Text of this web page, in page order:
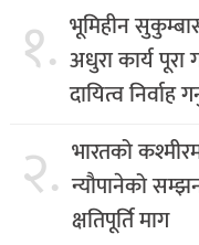
१. भूमिहीन
अधुरा कार्य पूरा
दायित्व निर्वाह
२. भारतको
न्यौपानेको
क्षतिपूर्ति माग